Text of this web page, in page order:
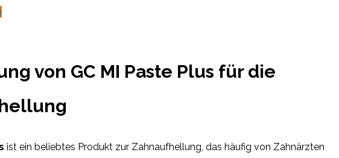
von GC MI Paste Plus für die
ist ein beliebtes Produkt zur Zahnaufhellung, das häufig von Zahnärzten